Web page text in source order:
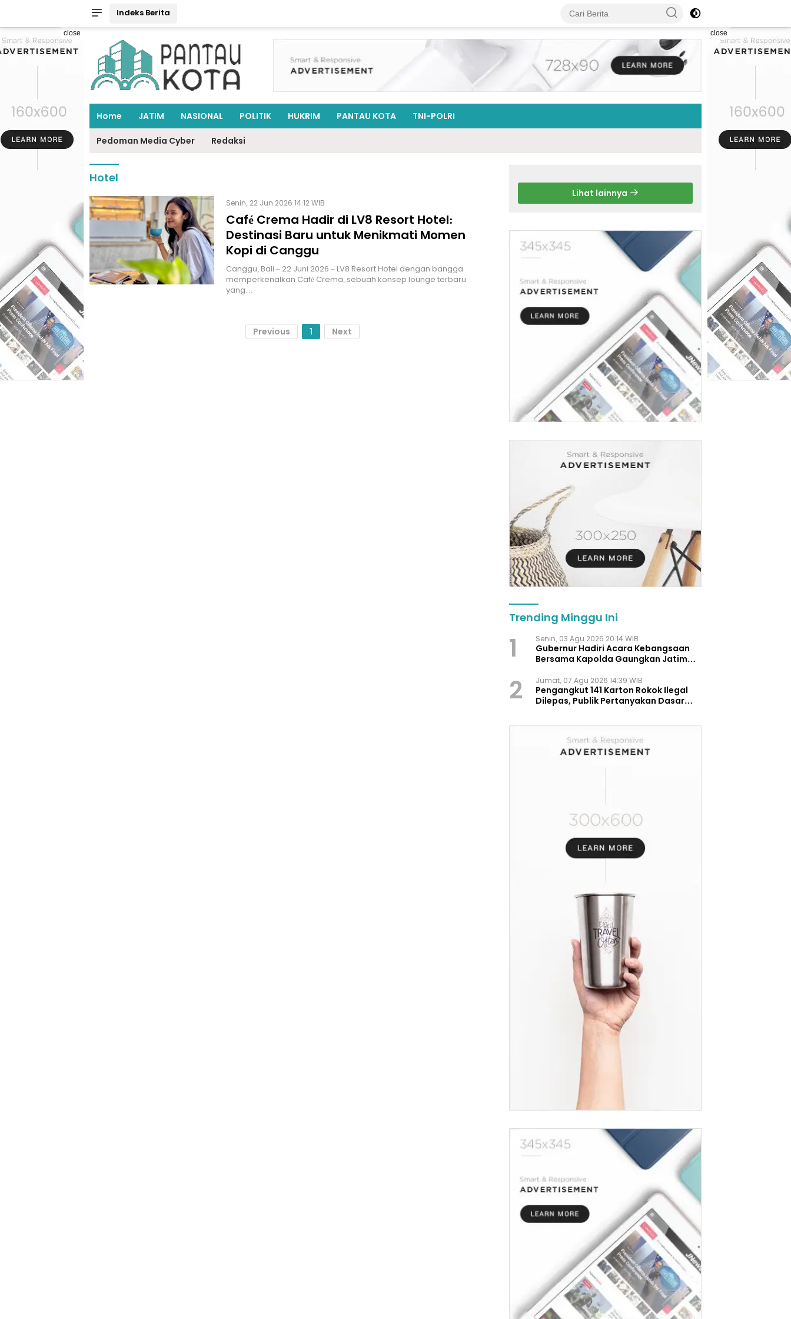
Indeks Berita
close close
Home JATIM NASIONAL POLITIK HUKRIM PANTAU KOTA TNI-POLRI
Pedoman Media Cyber Redaksi
Hotel
Senin, 22 Jun 2026 14:12 WIB
Café Crema Hadir di LV8 Resort Hotel:
Destinasi Baru untuk Menikmati Momen
Kopi di Canggu
Canggu, Bali – 22 Juni 2026 – LV8 Resort Hotel dengan bangga
memperkenalkan Café Crema, sebuah konsep lounge terbaru
yang…
Previous 1 Next
Lihat lainnya
Trending Minggu Ini
1 Senin, 03 Agu 2026 20:14 WIB
Gubernur Hadiri Acara Kebangsaan
Bersama Kapolda Gaungkan Jatim
2 Jumat, 07 Agu 2026 14:39 WIB
Pengangkut 141 Karton Rokok Ilegal
Dilepas, Publik Pertanyakan Dasar